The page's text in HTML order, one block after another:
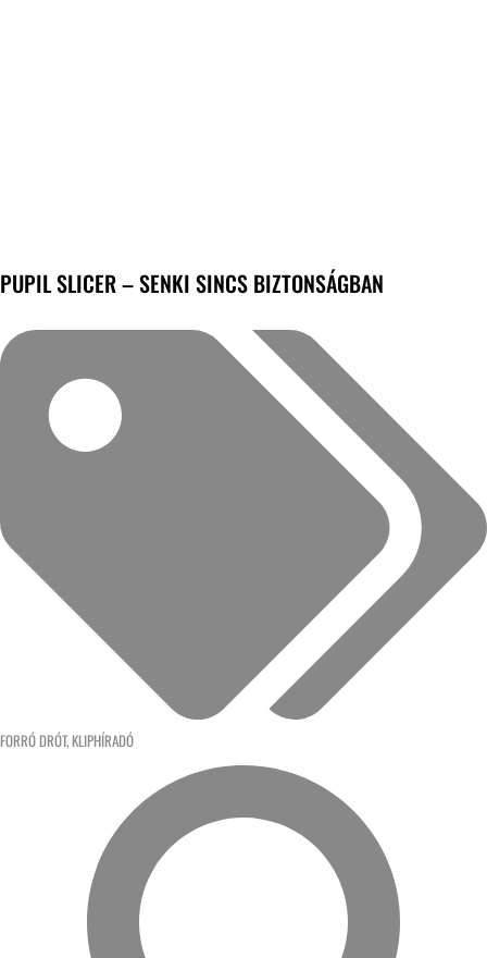
PUPIL SLICER – SENKI SINCS BIZTONSÁGBAN
FORRÓ DRÓT, KLIPHÍRADÓ